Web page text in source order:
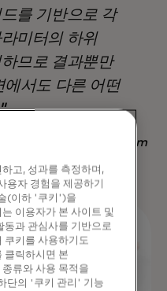
를 기반으로 각
미터의 하위
므로 결과뿐만
에서도 다른 어떤
Data, GlassesUSA.com
고, 성과를 측정하며,
용자 경험을 제공하기
(이하 '쿠키')을
이용자가 본 사이트 및
동과 관심사를 기반으로
쿠키를 사용하기도
클릭하시면 본
류와 사용 목적을
단의 '쿠키 관리' 기능